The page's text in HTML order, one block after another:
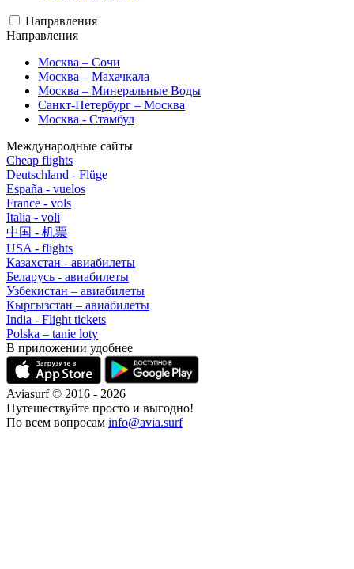
Направления
Направления
Москва – Сочи
Москва – Махачкала
Москва – Минеральные Воды
Санкт-Петербург – Москва
Москва - Стамбул
Международные сайты
Cheap flights
Deutschland - Flüge
España - vuelos
France - vols
Italia - voli
中国 - 机票
USA - flights
Казахстан - авиабилеты
Беларусь - авиабилеты
Узбекистан – авиабилеты
Кыргызстан – авиабилеты
India - Flight tickets
Polska – tanie loty
В приложении удобнее
Aviasurf © 2016 - 2026
Путешествуйте просто и выгодно!
По всем вопросам info@avia.surf